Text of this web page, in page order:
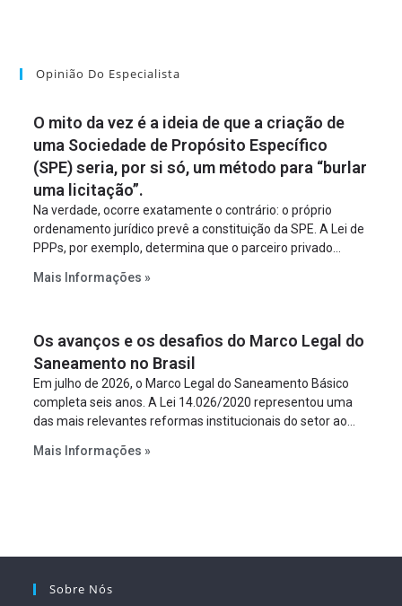
Opinião Do Especialista
O mito da vez é a ideia de que a criação de
uma Sociedade de Propósito Específico
(SPE) seria, por si só, um método para “burlar
uma licitação”.
Na verdade, ocorre exatamente o contrário: o próprio
ordenamento jurídico prevê a constituição da SPE. A Lei de
PPPs, por exemplo, determina que o parceiro privado
empreendimento. Ou seja, a suposta “fraude à licitação” é
projeto a projeto.
Mais Informações »
Os avanços e os desafios do Marco Legal do
Saneamento no Brasil
Em julho de 2026, o Marco Legal do Saneamento Básico
completa seis anos. A Lei 14.026/2020 representou uma
das mais relevantes reformas institucionais do setor ao
serviços, ampliar a participação da iniciativa privada,
Mais Informações »
Sobre Nós